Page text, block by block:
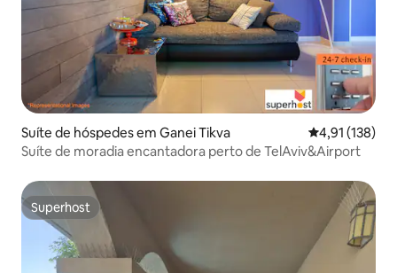
Suíte de hóspedes em Ganei Tikva Classificação
4,91 (138)
Suíte de moradia encantadora perto de TelAviv&Airport
Superhost
Superhost